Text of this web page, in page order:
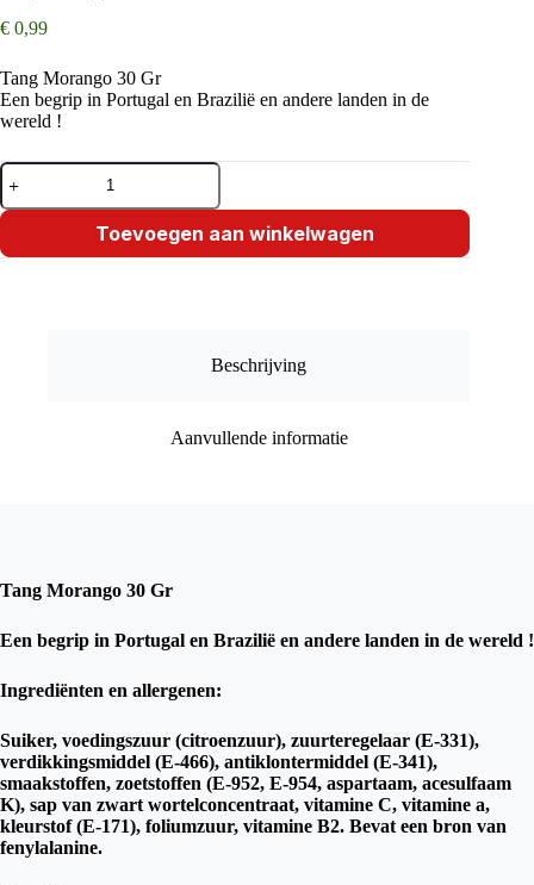
€ 0,99
Tang Morango 30 Gr
Een begrip in Portugal en Brazilië en andere landen in de
wereld !
Tang
Morango
30
aantal
Toevoegen aan winkelwagen
Beschrijving
Aanvullende informatie
Tang Morango 30 Gr
Een begrip in Portugal en Brazilië en andere landen in de wereld !
Ingrediënten en allergenen:
Suiker, voedingszuur (citroenzuur), zuurteregelaar (E-331),
verdikkingsmiddel (E-466), antiklontermiddel (E-341),
smaakstoffen, zoetstoffen (E-952, E-954, aspartaam, acesulfaam
K), sap van zwart wortelconcentraat, vitamine C, vitamine a,
kleurstof (E-171), foliumzuur, vitamine B2. Bevat een bron van
fenylalanine.